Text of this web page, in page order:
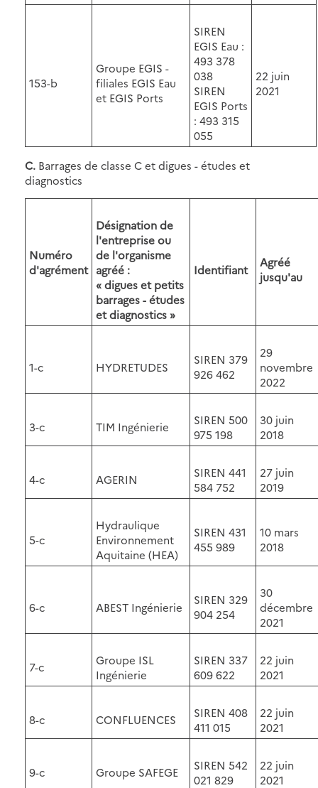
153-b
Groupe EGIS -
filiales EGIS Eau
et EGIS Ports
SIREN
EGIS Eau :
493 378
038
SIREN
EGIS Ports
: 493 315
055
22 juin
2021
C. Barrages de classe C et digues - études et
diagnostics
Numéro
d'agrément
Désignation de
l'entreprise ou
de l'organisme
agréé :
« digues et petits
barrages - études
et diagnostics »
Identifiant
Agréé
jusqu'au
1-c HYDRETUDES
SIREN 379
926 462
29
novembre
2022
3-c TIM Ingénierie
SIREN 500
975 198
30 juin
2018
4-c AGERIN
SIREN 441
584 752
27 juin
2019
5-c
Hydraulique
Environnement
Aquitaine (HEA)
SIREN 431
455 989
10 mars
2018
6-c ABEST Ingénierie
SIREN 329
904 254
30
décembre
2021
7-c
Groupe ISL
Ingénierie
SIREN 337
609 622
22 juin
2021
8-c CONFLUENCES
SIREN 408
411 015
22 juin
2021
9-c Groupe SAFEGE
SIREN 542
021 829
22 juin
2021